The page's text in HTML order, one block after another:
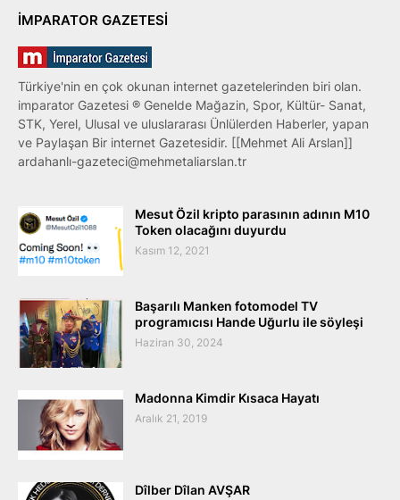
IMPARATOR GAZETESI
Türkiye'nin en çok okunan internet gazetelerinden biri olan.
imparator Gazetesi ® Genelde Mağazin, Spor, Kültür- Sanat,
STK, Yerel, Ulusal ve uluslararası Ünlülerden Haberler, yapan
ve Paylaşan Bir internet Gazetesidir. [[Mehmet Ali Arslan]]
ardahanlı-gazeteci@mehmetaliarslan.tr
Mesut Özil kripto parasının adının M10
Token olacağını duyurdu
Kasım 12, 2021
Başarılı Manken fotomodel TV
programıcısı Hande Uğurlu ile söyleşi
Haziran 30, 2024
Madonna Kimdir Kısaca Hayatı
Aralık 21, 2019
Dîlber Dîlan AVŞAR